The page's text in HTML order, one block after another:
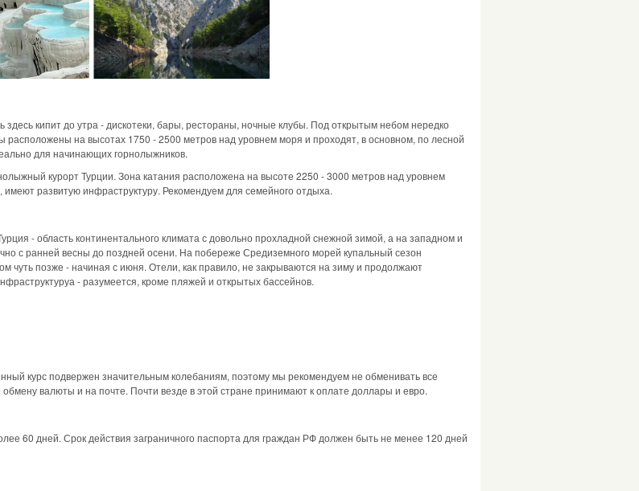
кипит до утра - дискотеки, бары, рестораны, ночные клубы. Под открытым небом нередко
расположены на высотах 1750 - 2500 метров над уровнем моря и проходят, в основном, по лесной
для начинающих горнолыжников.
курорт Турции. Зона катания расположена на высоте 2250 - 3000 метров над уровнем
развитую инфраструктуру. Рекомендуем для семейного отдыха.
- область континентального климата с довольно прохладной снежной зимой, а на западном и
с ранней весны до поздней осени. На побереже Средиземного морей купальный сезон
чуть позже - начиная с июня. Отели, как правило, не закрываются на зиму и продолжают
- разумеется, кроме пляжей и открытых бассейнов.
курс подвержен значительным колебаниям, поэтому мы рекомендуем не обменивать все
валюты и на почте. Почти везде в этой стране принимают к оплате доллары и евро.
60 дней. Срок действия заграничного паспорта для граждан РФ должен быть не менее 120 дней